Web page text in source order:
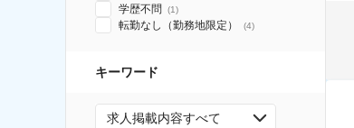
学歴不問 (1)
転勤なし（勤務地限定） (4)
キーワード
求人掲載内容すべて